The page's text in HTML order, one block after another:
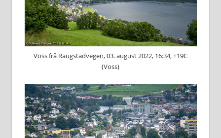
Voss frå Raugstadvegen, 03. august 2022, 16:34, +19C
(Voss)